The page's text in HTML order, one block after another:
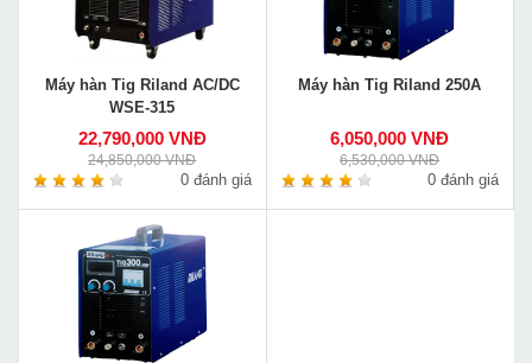
Máy hàn Tig Riland AC/DC
WSE-315
22,790,000 VNĐ
24,850,000 VNĐ
0 đánh giá
Máy hàn Tig Riland 250A
6,050,000 VNĐ
6,530,000 VNĐ
0 đánh giá